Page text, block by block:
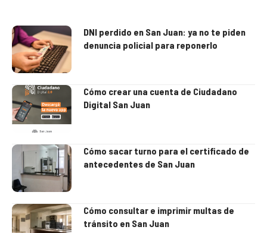
DNI perdido en San Juan: ya no te piden
denuncia policial para reponerlo
Cómo crear una cuenta de Ciudadano
Digital San Juan
Cómo sacar turno para el certificado de
antecedentes de San Juan
Cómo consultar e imprimir multas de
tránsito en San Juan